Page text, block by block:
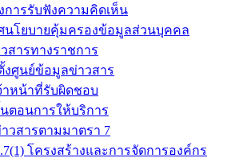
การรับฟังความคิดเห็น
นโยบายคุ้มครองข้อมูลส่วนบุคคล
สารทางราชการ
งศูนย์ข้อมูลข่าวสาร
าหน้าที่รับผิดชอบ
ตอนการให้บริการ
วสารตามมาตรา 7
โครงสร้างและการจัดการองค์กร